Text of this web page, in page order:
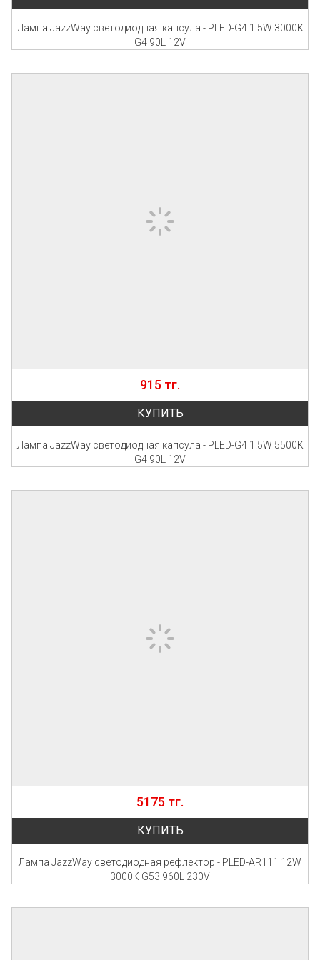
Лампа JazzWay светодиодная капсула - PLED-G4 1.5W 3000К
G4 90L 12V
915 тг.
КУПИТЬ
Лампа JazzWay светодиодная капсула - PLED-G4 1.5W 5500К
G4 90L 12V
5175 тг.
КУПИТЬ
Лампа JazzWay светодиодная рефлектор - PLED-AR111 12W
3000К G53 960L 230V